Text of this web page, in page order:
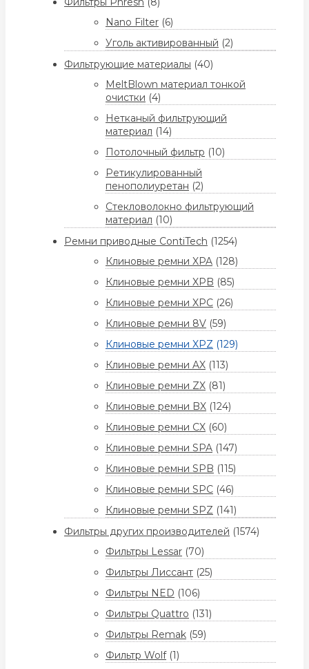
Nano Filter (6)
Уголь активированный (2)
Фильтрующие материалы (40)
MeltBlown материал тонкой
очистки (4)
Нетканый фильтрующий
материал (14)
Потолочный фильтр (10)
Ретикулированный
пенополиуретан (2)
Стекловолокно фильтрующий
материал (10)
Ремни приводные ContiTech (1254)
Клиновые ремни XPA (128)
Клиновые ремни XPB (85)
Клиновые ремни XPC (26)
Клиновые ремни 8V (59)
Клиновые ремни XPZ (129)
Клиновые ремни AX (113)
Клиновые ремни ZX (81)
Клиновые ремни BX (124)
Клиновые ремни CX (60)
Клиновые ремни SPA (147)
Клиновые ремни SPB (115)
Клиновые ремни SPC (46)
Клиновые ремни SPZ (141)
Фильтры других производителей (1574)
Фильтры Lessar (70)
Фильтры Лиссант (25)
Фильтры NED (106)
Фильтры Quattro (131)
Фильтры Remak (59)
Фильтр Wolf (1)